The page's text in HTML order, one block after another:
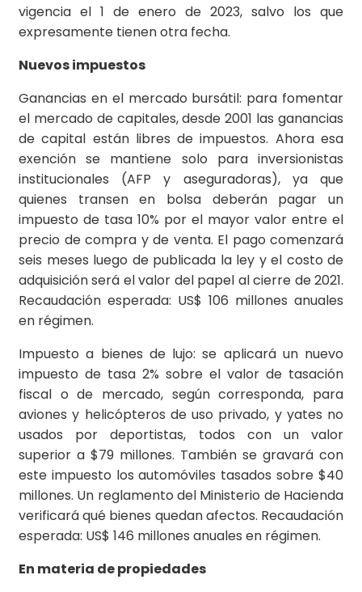
vigencia el 1 de enero de 2023, salvo los que
expresamente tienen otra fecha.
Nuevos impuestos
Ganancias en el mercado bursátil: para fomentar
el mercado de capitales, desde 2001 las ganancias
de capital están libres de impuestos. Ahora esa
exención se mantiene solo para inversionistas
institucionales (AFP y aseguradoras), ya que
quienes transen en bolsa deberán pagar un
impuesto de tasa 10% por el mayor valor entre el
precio de compra y de venta. El pago comenzará
seis meses luego de publicada la ley y el costo de
adquisición será el valor del papel al cierre de 2021.
Recaudación esperada: US$ 106 millones anuales
en régimen.
Impuesto a bienes de lujo: se aplicará un nuevo
impuesto de tasa 2% sobre el valor de tasación
fiscal o de mercado, según corresponda, para
aviones y helicópteros de uso privado, y yates no
usados por deportistas, todos con un valor
superior a $79 millones. También se gravará con
este impuesto los automóviles tasados sobre $40
millones. Un reglamento del Ministerio de Hacienda
verificará qué bienes quedan afectos. Recaudación
esperada: US$ 146 millones anuales en régimen.
En materia de propiedades